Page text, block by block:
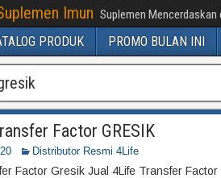
Imun Suplemen Mencerdaskan
PRODUK PROMO BULAN INI
Factor GRESIK
Distributor Resmi 4Life
Factor Gresik Jual 4Life Transfer